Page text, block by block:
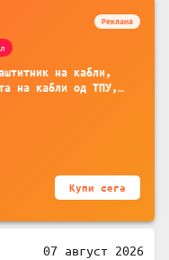
Реклама
на кабли,
на кабли од ТПУ,
на кабли, без
телефони, комплет
Купи сега
07 август 2026